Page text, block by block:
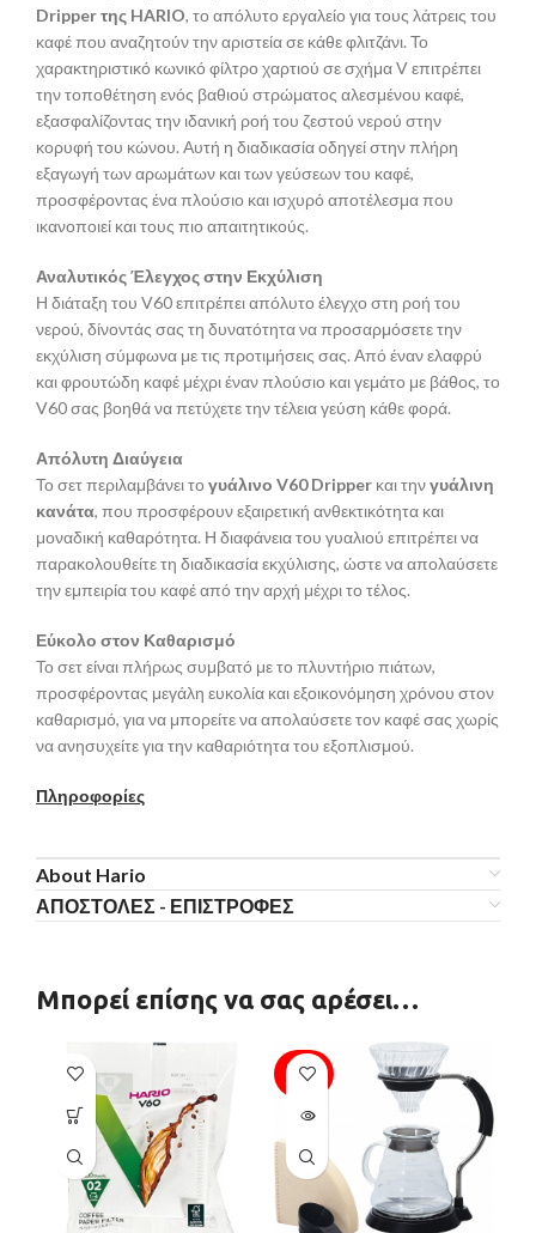
Dripper της HARIO, το απόλυτο εργαλείο για τους λάτρεις του
καφέ που αναζητούν την αριστεία σε κάθε φλιτζάνι. Το
χαρακτηριστικό κωνικό φίλτρο χαρτιού σε σχήμα V επιτρέπει
την τοποθέτηση ενός βαθιού στρώματος αλεσμένου καφέ,
εξασφαλίζοντας την ιδανική ροή του ζεστού νερού στην
κορυφή του κώνου. Αυτή η διαδικασία οδηγεί στην πλήρη
εξαγωγή των αρωμάτων και των γεύσεων του καφέ,
προσφέροντας ένα πλούσιο και ισχυρό αποτέλεσμα που
ικανοποιεί και τους πιο απαιτητικούς.
Αναλυτικός Έλεγχος στην Εκχύλιση
Η διάταξη του V60 επιτρέπει απόλυτο έλεγχο στη ροή του
νερού, δίνοντάς σας τη δυνατότητα να προσαρμόσετε την
εκχύλιση σύμφωνα με τις προτιμήσεις σας. Από έναν ελαφρύ
και φρουτώδη καφέ μέχρι έναν πλούσιο και γεμάτο με βάθος, το
V60 σας βοηθά να πετύχετε την τέλεια γεύση κάθε φορά.
Απόλυτη Διαύγεια
Το σετ περιλαμβάνει το γυάλινο V60 Dripper και τηνγυάλινη
κανάτα, που προσφέρουν εξαιρετική ανθεκτικότητα και
μοναδική καθαρότητα. Η διαφάνεια του γυαλιού επιτρέπει να
παρακολουθείτε τη διαδικασία εκχύλισης, ώστε να απολαύσετε
την εμπειρία του καφέ από την αρχή μέχρι το τέλος.
Εύκολο στον Καθαρισμό
Το σετ είναι πλήρως συμβατό με το πλυντήριο πιάτων,
προσφέροντας μεγάλη ευκολία και εξοικονόμηση χρόνου στον
καθαρισμό, για να μπορείτε να απολαύσετε τον καφέ σας χωρίς
να ανησυχείτε για την καθαριότητα του εξοπλισμού.
Πληροφορίες
About Hario
ΑΠΟΣΤΟΛΕΣ - ΕΠΙΣΤΡΟΦΕΣ
Μπορεί επίσης να σας αρέσει…
SOLD
OUT